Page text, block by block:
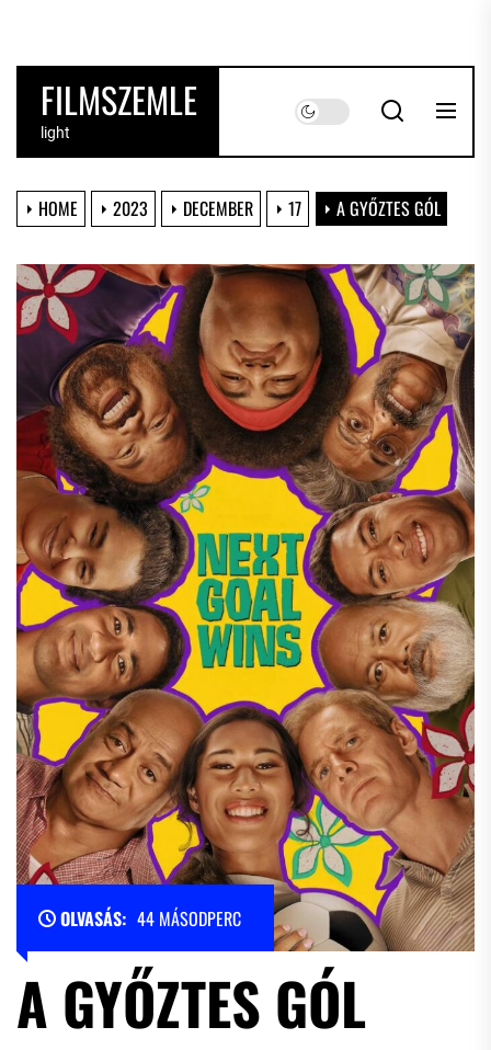
the
contentFILMSZEMLE
light
HOME 2023 DECEMBER 17 A GYŐZTES GÓL
OLVASÁS: 44 MÁSODPERC
A GYŐZTES GÓL